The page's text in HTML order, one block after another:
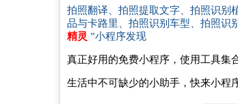
拍照翻译、拍照提取文字、拍照识别
品与卡路里、拍照识别车型、拍照识
精灵 ”小程序发现
真正好用的免费小程序，使用工具集
生活中不可缺少的小助手，快来小程